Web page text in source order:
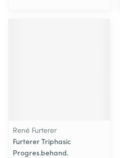
René Furterer
Furterer Triphasic
Progres.behand.